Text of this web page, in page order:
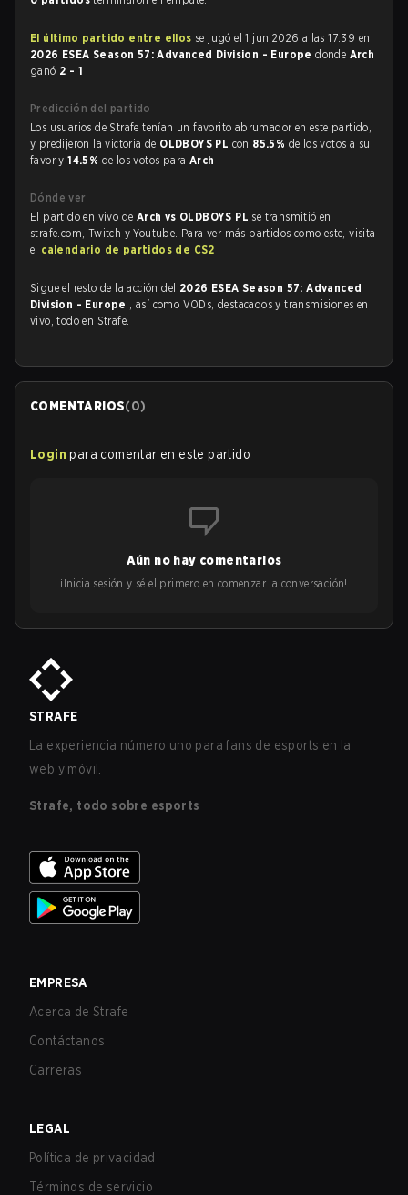
El último partido entre ellos se jugó el 1 jun 2026 a las 17:39 en
2026 ESEA Season 57: Advanced Division - Europedonde Arch
ganó 2 - 1 .
Predicción del partido
Los usuarios de Strafe tenían un favorito abrumador en este partido,
y predijeron la victoria de OLDBOYS PL con 85.5% de los votos a su
favor y14.5% de los votos para Arch .
Dónde ver
El partido en vivo de Arch vs OLDBOYS PL se transmitió en
strafe.com, Twitch y Youtube. Para ver más partidos como este, visita
el calendario de partidos de CS2 .
Sigue el resto de la acción del 2026 ESEA Season 57: Advanced
Division - Europe , así como VODs, destacados y transmisiones en
vivo, todo en Strafe.
COMENTARIOS(0)
Login para comentar en este partido
Aún no hay comentarios
¡Inicia sesión y sé el primero en comenzar la conversación!
STRAFE
La experiencia número uno para fans de esports en la
web y móvil.
Strafe, todo sobre esports
EMPRESA
Acerca de Strafe
Contáctanos
Carreras
LEGAL
Política de privacidad
Términos de servicio